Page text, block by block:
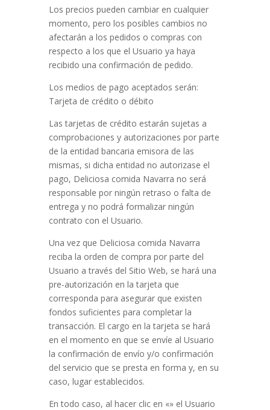
Los precios pueden cambiar en cualquier
momento, pero los posibles cambios no
afectarán a los pedidos o compras con
respecto a los que el Usuario ya haya
recibido una confirmación de pedido.
Los medios de pago aceptados serán:
Tarjeta de crédito o débito
Las tarjetas de crédito estarán sujetas a
comprobaciones y autorizaciones por parte
de la entidad bancaria emisora de las
mismas, si dicha entidad no autorizase el
pago, Deliciosa comida Navarra no será
responsable por ningún retraso o falta de
entrega y no podrá formalizar ningún
contrato con el Usuario.
Una vez que Deliciosa comida Navarra
reciba la orden de compra por parte del
Usuario a través del Sitio Web, se hará una
pre-autorización en la tarjeta que
corresponda para asegurar que existen
fondos suficientes para completar la
transacción. El cargo en la tarjeta se hará
en el momento en que se envíe al Usuario
la confirmación de envío y/o confirmación
del servicio que se presta en forma y, en su
caso, lugar establecidos.
En todo caso, al hacer clic en «» el Usuario